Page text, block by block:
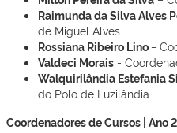
Raimunda da Silva Alves
de Miguel Alves
Rossiana Ribeiro Lino –
Valdeci Morais -
Walquirilândia Estefania
do Polo de Luzilândia
Coordenadores de Cursos | Ano